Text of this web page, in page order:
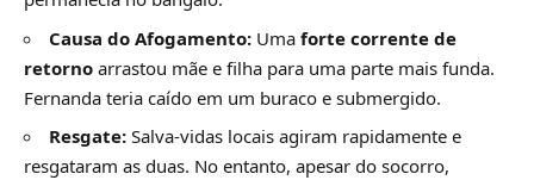
Causa do Afogamento: Uma forte corrente de
retorno arrastou mãe e filha para uma parte mais funda.
Fernanda teria caído em um buraco e submergido.
Resgate: Salva-vidas locais agiram rapidamente e
resgataram as duas. No entanto, apesar do socorro,